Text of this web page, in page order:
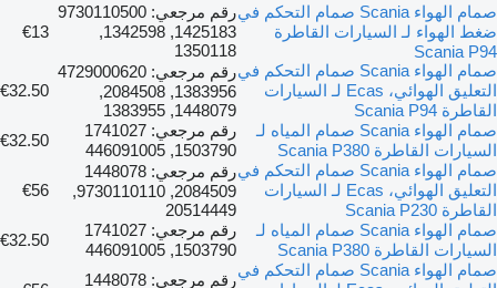
صمام الهواء Scania صمام التحكم في
ضغط الهواء لـ السيارات القاطرة
Scania P94
رقم مرجعي: 9730110500
1425183, 1342598,
1350118
€13
صمام الهواء Scania صمام التحكم في
التعليق الهوائي، Ecas لـ السيارات
القاطرة Scania P94
رقم مرجعي: 4729000620
1383956, 2084508,
1448079, 1383955
€32.50
صمام الهواء Scania صمام المياه لـ
السيارات القاطرة Scania P380
رقم مرجعي: 1741027
1503790, 446091005
€32.50
صمام الهواء Scania صمام التحكم في
التعليق الهوائي، Ecas لـ السيارات
القاطرة Scania P230
رقم مرجعي: 1448078
2084509, 9730110110,
20514449
€56
صمام الهواء Scania صمام المياه لـ
السيارات القاطرة Scania P380
رقم مرجعي: 1741027
1503790, 446091005
€32.50
صمام الهواء Scania صمام التحكم في
رقم مرجعي: 1448078